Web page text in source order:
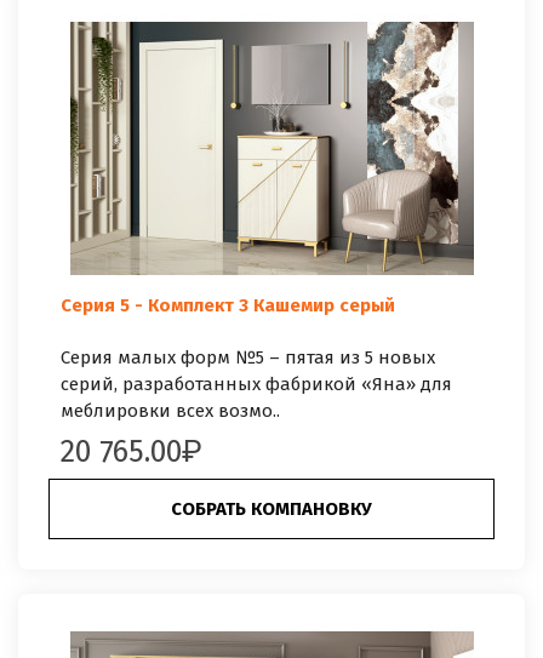
Серия 5 - Комплект 3 Кашемир серый
Серия малых форм №5 – пятая из 5 новых
серий, разработанных фабрикой «Яна» для
меблировки всех возмо..
20 765.00
СОБРАТЬ КОМПАНОВКУ